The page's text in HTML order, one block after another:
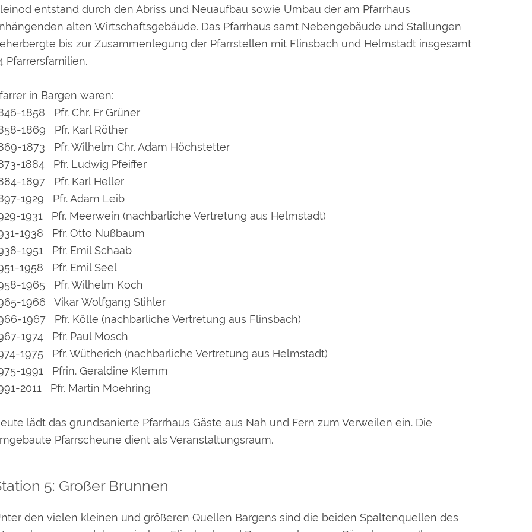
entstand durch den Abriss und Neuaufbau sowie Umbau der am Pfarrhaus
alten Wirtschaftsgebäude. Das Pfarrhaus samt Nebengebäude und Stallungen
bis zur Zusammenlegung der Pfarrstellen mit Flinsbach und Helmstadt insgesamt
Pfarrersfamilien.
in Bargen waren:
1858 Pfr. Chr. Fr Grüner
1869 Pfr. Karl Röther
1873 Pfr. Wilhelm Chr. Adam Höchstetter
1884 Pfr. Ludwig Pfeiffer
1897 Pfr. Karl Heller
1929 Pfr. Adam Leib
1931 Pfr. Meerwein (nachbarliche Vertretung aus Helmstadt)
1938 Pfr. Otto Nußbaum
1951 Pfr. Emil Schaab
1958 Pfr. Emil Seel
1965 Pfr. Wilhelm Koch
1966 Vikar Wolfgang Stihler
1967 Pfr. Kölle (nachbarliche Vertretung aus Flinsbach)
1974 Pfr. Paul Mosch
1975 Pfr. Wütherich (nachbarliche Vertretung aus Helmstadt)
1991 Pfrin. Geraldine Klemm
2011 Pfr. Martin Moehring
lädt das grundsanierte Pfarrhaus Gäste aus Nah und Fern zum Verweilen ein. Die
Pfarrscheune dient als Veranstaltungsraum.
5: Großer Brunnen
den vielen kleinen und größeren Quellen Bargens sind die beiden Spaltenquellen des